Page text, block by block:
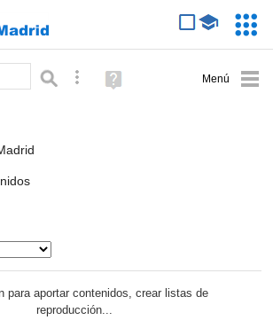
Búsqueda avanzada
Ayuda
(en
para aportar contenidos, crear listas de
reproducción...